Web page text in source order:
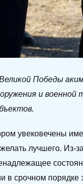
Победы
и
увековечены
лучшего.
в срочном